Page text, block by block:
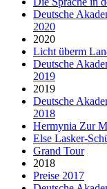
Deutsche
2020
2020
Licht überm
Deutsche
2019
2019
Deutsche
2018
Hermynia Zur
Else Lasker-
Grand Tour
2018
Preise 2017